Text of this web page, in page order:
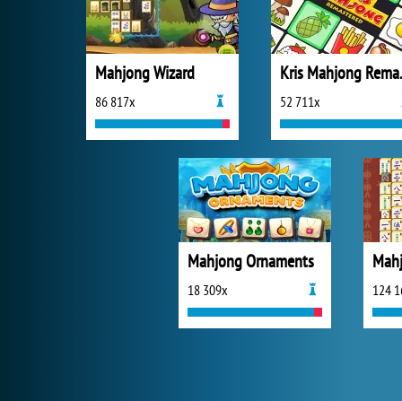
Mahjong Wizard
86 817x
Kris
52 711x
Mahjong Ornaments
18 309x 124